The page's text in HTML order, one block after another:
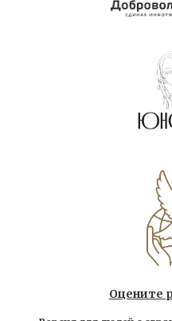
Оцените